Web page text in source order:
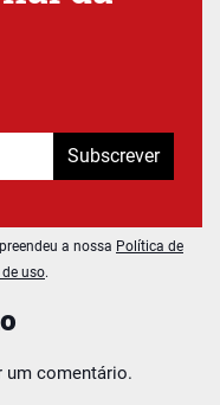
um comentário.
Subscrever
a nossa Política de
uso.